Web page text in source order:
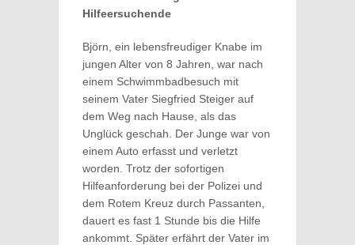
Hilfeersuchende
Björn, ein lebensfreudiger Knabe im
jungen Alter von 8 Jahren, war nach
einem Schwimmbadbesuch mit
seinem Vater Siegfried Steiger auf
dem Weg nach Hause, als das
Unglück geschah. Der Junge war von
einem Auto erfasst und verletzt
worden. Trotz der sofortigen
Hilfeanforderung bei der Polizei und
dem Rotem Kreuz durch Passanten,
dauert es fast 1 Stunde bis die Hilfe
ankommt. Später erfährt der Vater im